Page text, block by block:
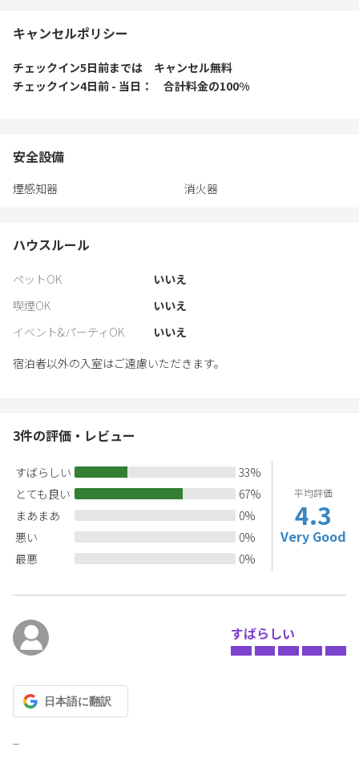
キャンセルポリシー
チェックイン5日前までは
キャンセル無料
チェックイン4日前 - 当日
合計料金の100%
安全設備
煙感知器 消火器
ハウスルール
ペットOK
いいえ
喫煙OK
いいえ
イベント&パーティOK
いいえ
宿泊者以外の入室はご遠慮いただきます。
3件の評価・レビュー
すばらしい 33%
とても良い
67%
まあまあ
0%
悪い
0%
最悪
0%
平均評価
4.3
Very Good
すばらしい
日本語に翻訳